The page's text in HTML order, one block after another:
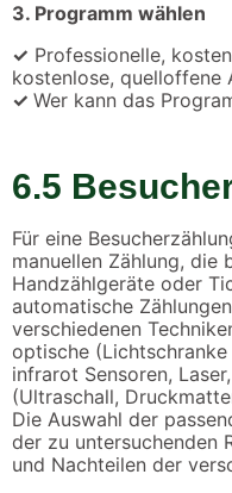
3. Programm wählen
✓ Professionelle,
kostenlose, quelloffene
✓ Wer kann das
6.5
Für eine
manuellen Zählung, die
Handzählgeräte oder
automatische
verschiedenen
optische
infrarot Sensoren,
(Ultraschall,
Die Auswahl der
der zu untersuchenden
und Nachteilen der